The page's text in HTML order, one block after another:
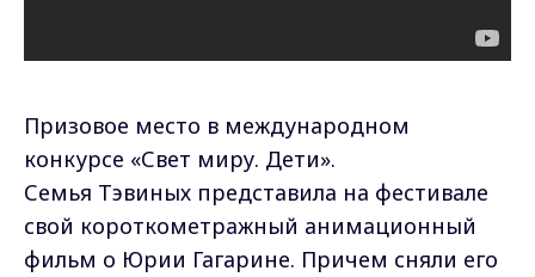
Призовое место в международном
конкурсе «Свет миру. Дети».
Семья Тэвиных представила на фестивале
свой короткометражный анимационный
фильм о Юрии Гагарине. Причем сняли его